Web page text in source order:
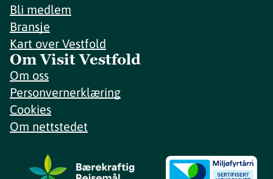
Bli medlem
Bransje
Kart over Vestfold
Om Visit Vestfold
Om oss
Personvernerklæring
Cookies
Om nettstedet